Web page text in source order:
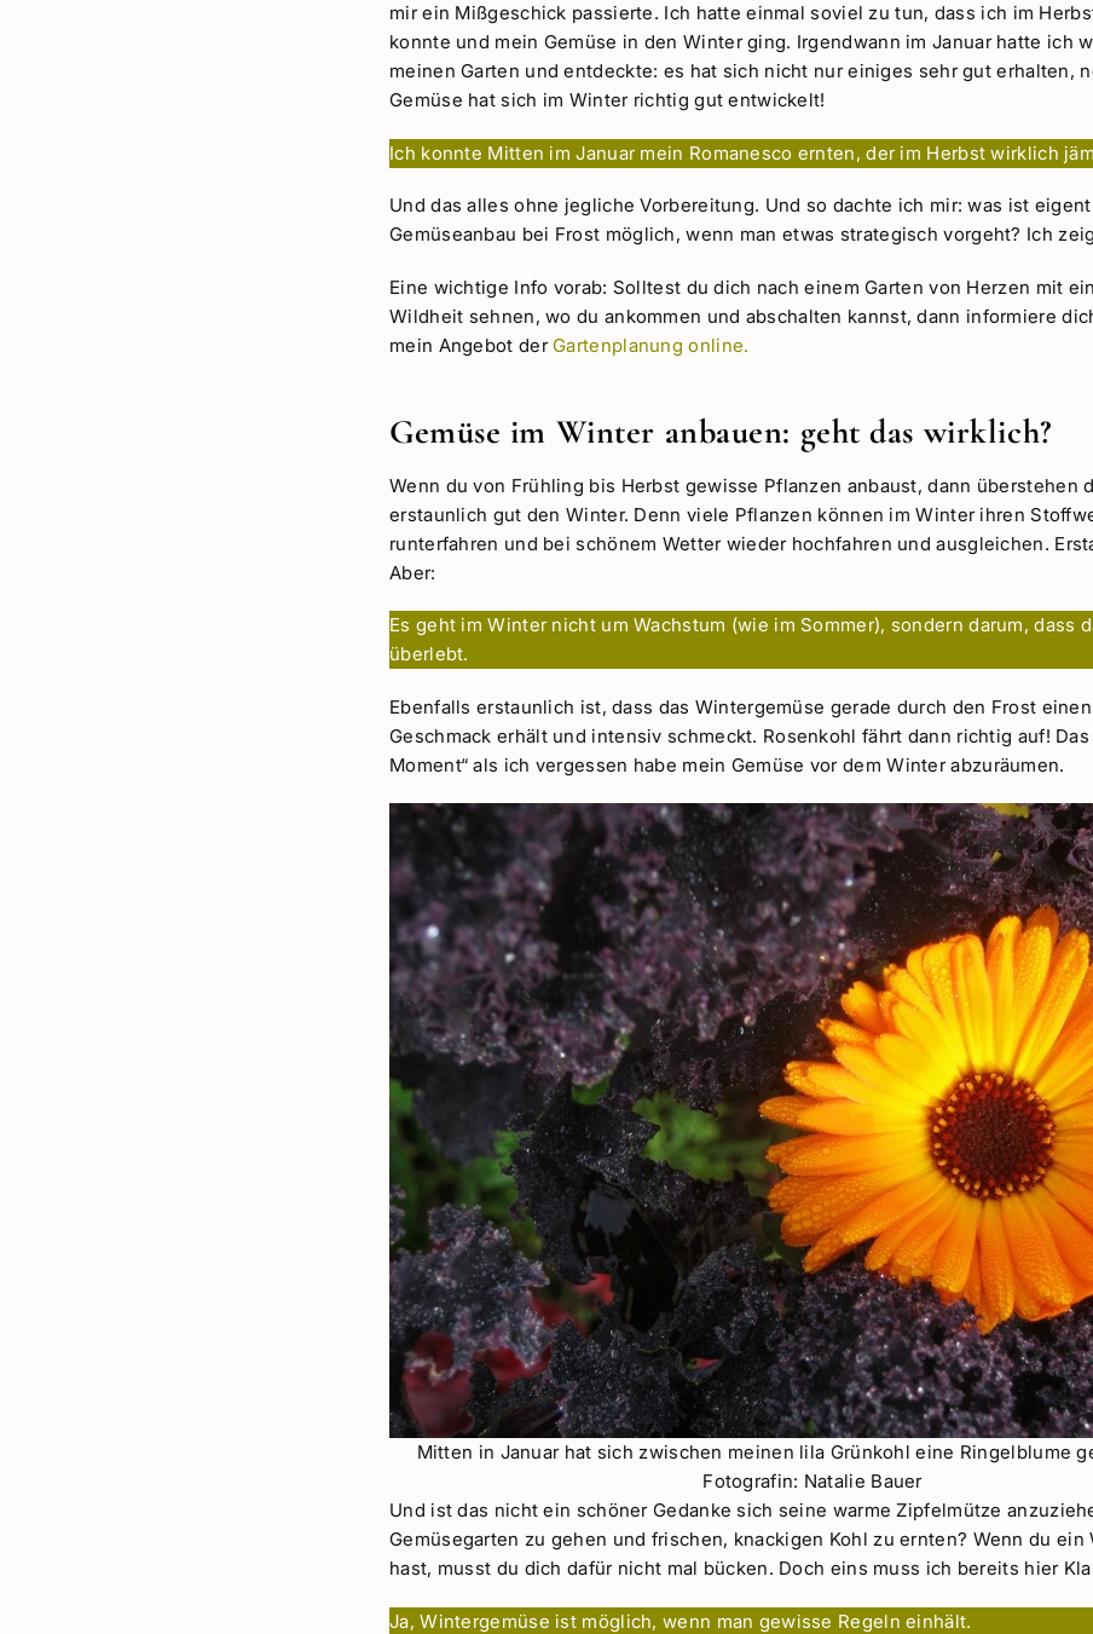
mir ein Mißgeschick passierte. Ich hatte einmal soviel zu tun, dass ich im
konnte und mein Gemüse in den Winter ging. Irgendwann im Januar hatte ich
meinen Garten und entdeckte: es hat sich nicht nur einiges sehr gut erhalten,
Gemüse hat sich im Winter richtig gut entwickelt!
Ich konnte Mitten im Januar mein Romanesco ernten, der im Herbst wirklich
Und das alles ohne jegliche Vorbereitung. Und so dachte ich mir: was ist
Gemüseanbau bei Frost möglich, wenn man etwas strategisch vorgeht? Ich
Eine wichtige Info vorab: Solltest du dich nach einem Garten von Herzen mit
Wildheit sehnen, wo du ankommen und abschalten kannst, dann informiere
mein Angebot derGartenplanung online.
Gemüse im Winter anbauen: geht das wirklich?
Wenn du von Frühling bis Herbst gewisse Pflanzen anbaust, dann überstehen
erstaunlich gut den Winter. Denn viele Pflanzen können im Winter ihren
runterfahren und bei schönem Wetter wieder hochfahren und ausgleichen.
Aber:
Es geht im Winter nicht um Wachstum (wie im Sommer), sondern darum, dass
überlebt.
Ebenfalls erstaunlich ist, dass das Wintergemüse gerade durch den Frost
Geschmack erhält und intensiv schmeckt. Rosenkohl fährt dann richtig auf! Das
Moment“ als ich vergessen habe mein Gemüse vor dem Winter abzuräumen.
Mitten in Januar hat sich zwischen meinen lila Grünkohl eine Ringelblume
Fotografin: Natalie Bauer
Und ist das nicht ein schöner Gedanke sich seine warme Zipfelmütze
Gemüsegarten zu gehen und frischen, knackigen Kohl zu ernten? Wenn du
hast, musst du dich dafür nicht mal bücken. Doch eins muss ich bereits hier
Ja, Wintergemüse ist möglich, wenn man gewisse Regeln einhält.